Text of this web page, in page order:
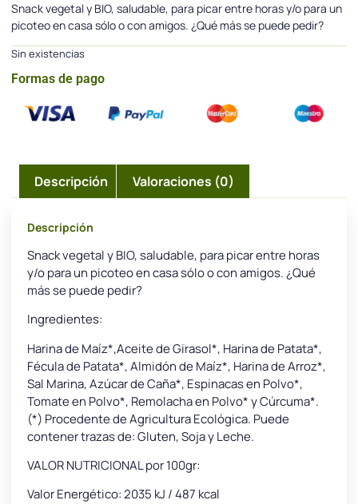
Snack vegetal y BIO, saludable, para picar entre horas y/o para un
picoteo en casa sólo o con amigos. ¿Qué más se puede pedir?
Sin existencias
Formas de pago
Descripción Valoraciones (0)
Descripción
Snack vegetal y BIO, saludable, para picar entre horas
y/o para un picoteo en casa sólo o con amigos. ¿Qué
más se puede pedir?
Ingredientes:
Harina de Maíz*,Aceite de Girasol*, Harina de Patata*,
Fécula de Patata*, Almidón de Maíz*, Harina de Arroz*,
Sal Marina, Azúcar de Caña*, Espinacas en Polvo*,
Tomate en Polvo*, Remolacha en Polvo* y Cúrcuma*.
(*) Procedente de Agricultura Ecológica. Puede
contener trazas de: Gluten, Soja y Leche.
VALOR NUTRICIONAL por 100gr:
Valor Energético: 2035 kJ / 487 kcal